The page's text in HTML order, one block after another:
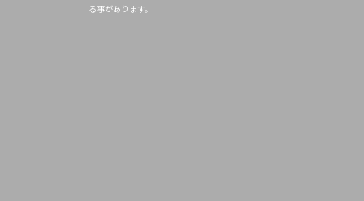
る事があります。